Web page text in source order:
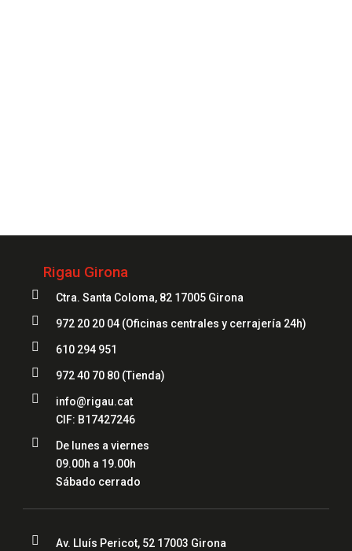
Rigau Girona
 Ctra. Santa Coloma, 82 17005 Girona
 972 20 20 04 (Oficinas centrales y cerrajería 24h)
 610 294 951
 972 40 70 80 (Tienda)

info@rigau.cat
CIF: B17427246

De lunes a viernes
09.00h a 19.00h
Sábado cerrado
 Av. Lluís Pericot, 52 17003 Girona